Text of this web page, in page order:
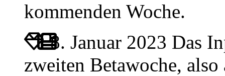
kommenden Woche.
8. Januar 2023 Das
zweiten Betawoche, also